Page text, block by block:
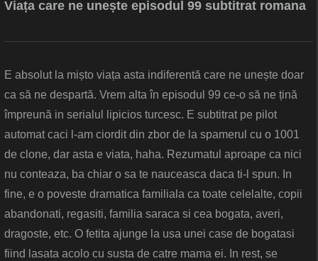
Viața care ne unește episodul 99 subtitrat romana
E absolut la mișto viața asta indiferentă care ne unește doar
ca să ne despartă. Vrem alta în episodul 99 ce-o să ne țină
împreună in serialul lipicios turcesc. E subtitrat pe pilot
automat caci l-am ciordit din zbor de la spamerul cu o 1001
de clone, dar asta e viata, haha. Rezumatul aproape ca nici
nu conteaza, ba chiar o sa te nauceasca daca ti-l spun. In
fine, e o poveste dramatica familiala ca toate celelalte, copii
abandonati, regasiti, familia saraca si cea bogata, averi,
dragoste, etc. O fetita ajunge la usa unei case de bogatasi
fiind lasata acolo cu susta de catre mama ei. In rest, se